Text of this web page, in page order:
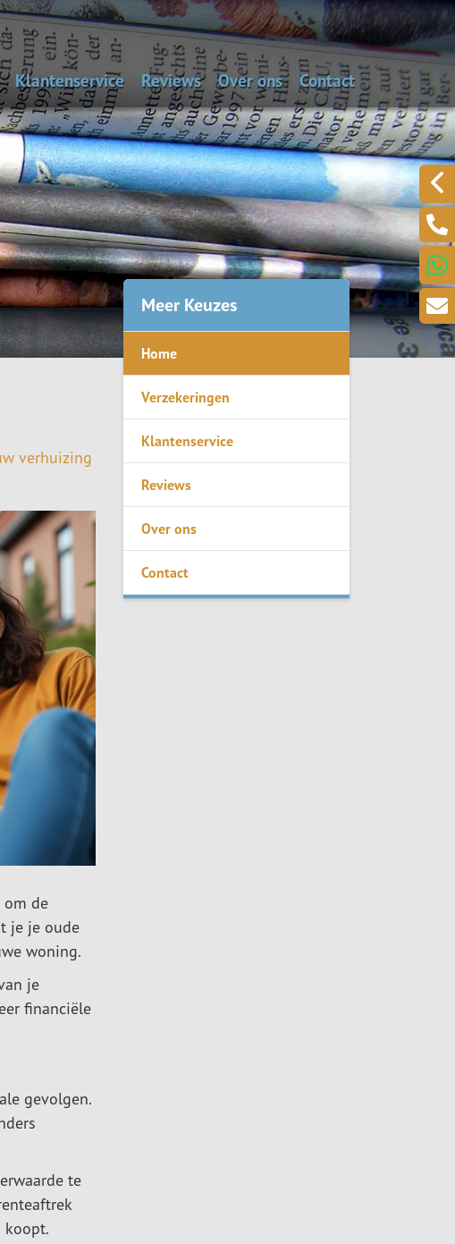
Klantenservice
Bepaal de dagwaarde van je auto
Reviews Over ons Contact
Alarmnummers
Laat een bericht
Een klacht melden?
verhuizing
om de
je je oude
woning.
je
financiële
gevolgen.
te
koopt.
Meer Keuzes
Home
Verzekeringen
Klantenservice
Reviews
Over ons
Contact